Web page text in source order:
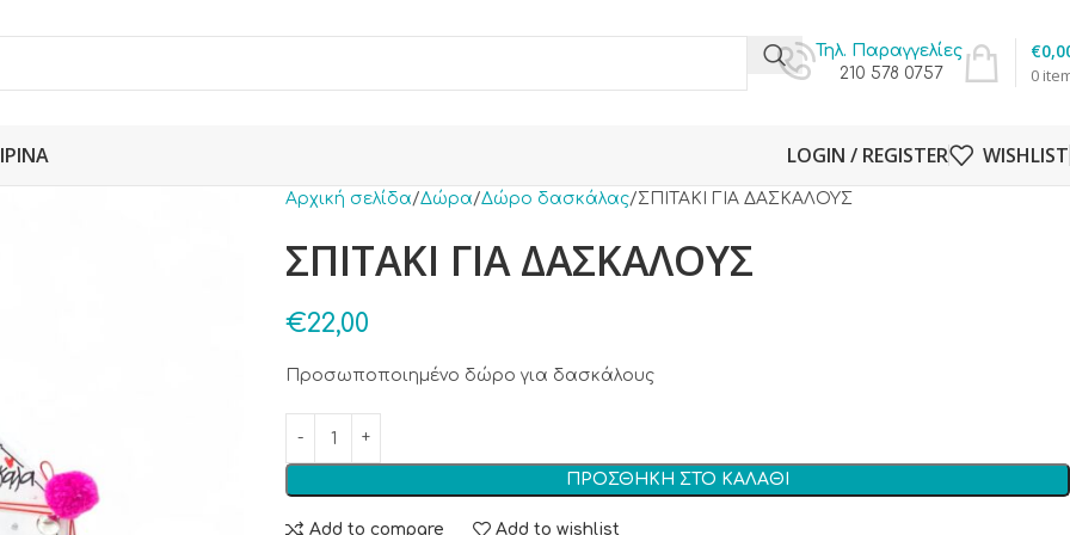
Τηλ. Παραγγελίες
210 578 0757
0
€
LOGIN / REGISTER WISHLIST
Αρχική σελίδα Δώρα Δώρο δασκάλας ΣΠΙΤΑΚΙ ΓΙΑ ΔΑΣΚΑΛΟΥΣ
ΣΠΙΤΑΚΙ ΓΙΑ ΔΑΣΚΑΛΟΥΣ
€22,00
Προσωποποιημένο δώρο για δασκάλους
ΠΡΟΣΘΉΚΗ ΣΤΟ ΚΑΛΆΘΙ
Add to compare Add to wishlist